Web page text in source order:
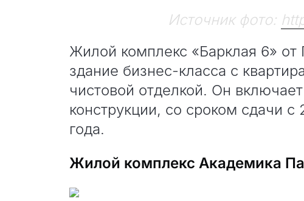
Источник фото:
Жилой комплекс «Барклая 6»
здание бизнес-класса с
чистовой отделкой. Он
конструкции, со сроком сдачи
года.
Жилой комплекс Академика